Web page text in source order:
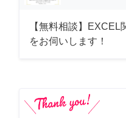
【無料相談】
をお伺いします！